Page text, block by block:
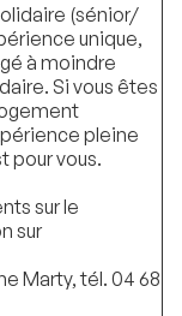
(sénior/
unique,
à moindre
Si vous êtes
pleine
pour vous.
sur le
sur
Marty, tél. 04 68